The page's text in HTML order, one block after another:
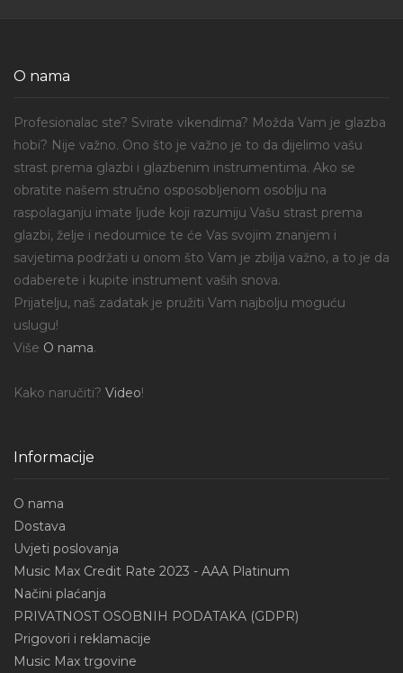
O nama
Profesionalac ste? Svirate vikendima? Možda Vam je glazba
hobi? Nije važno. Ono što je važno je to da dijelimo vašu
strast prema glazbi i glazbenim instrumentima. Ako se
obratite našem stručno osposobljenom osoblju na
raspolaganju imate ljude koji razumiju Vašu strast prema
glazbi, želje i nedoumice te će Vas svojim znanjem i
savjetima podržati u onom što Vam je zbilja važno, a to je da
odaberete i kupite instrument vaših snova.
Prijatelju, naš zadatak je pružiti Vam najbolju moguću
uslugu!
Više O nama.
Kako naručiti? Video!
Informacije
O nama
Dostava
Uvjeti poslovanja
Music Max Credit Rate 2023 - AAA Platinum
Načini plaćanja
PRIVATNOST OSOBNIH PODATAKA (GDPR)
Prigovori i reklamacije
Music Max trgovine